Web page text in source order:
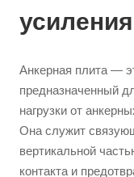
Анкерная плита —
предназначенный
нагрузки от
Она служит
вертикальной
контакта и